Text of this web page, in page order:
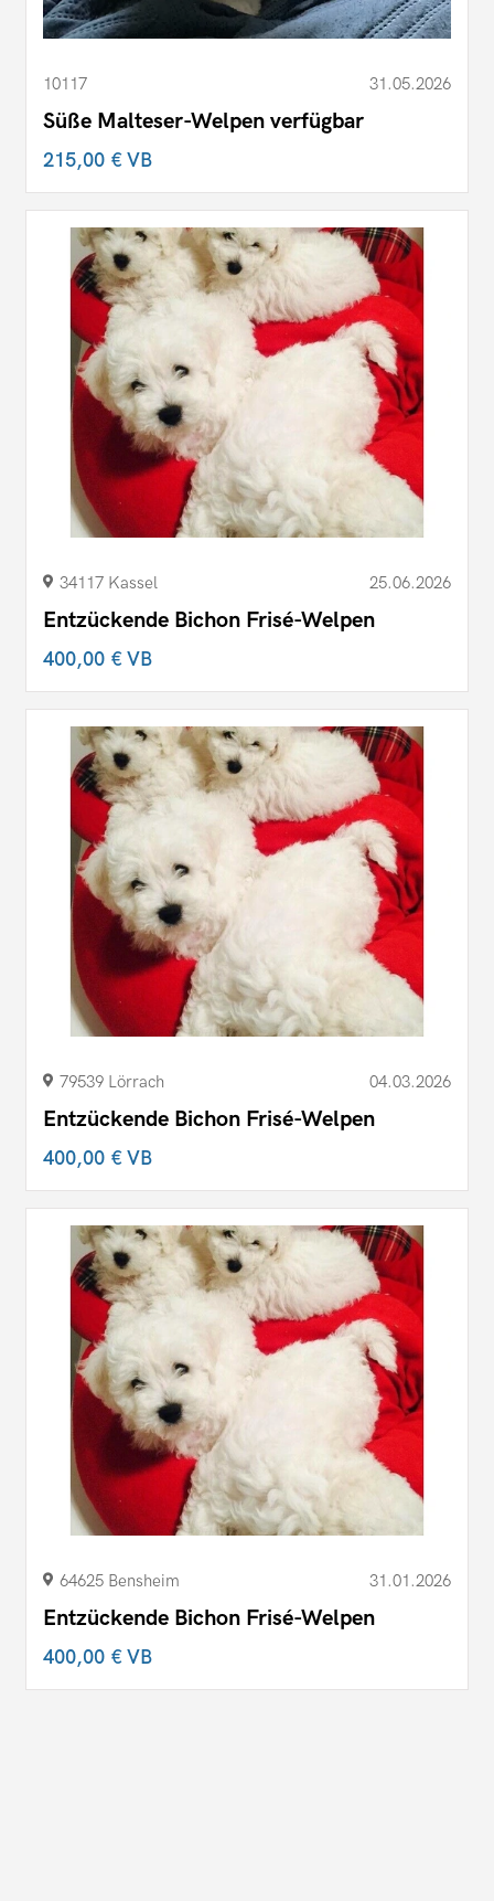
10117 31.05.2026
Süße Malteser-Welpen verfügbar
215,00 €VB
34117 Kassel 25.06.2026
Entzückende Bichon Frisé-Welpen
400,00 €VB
79539 Lörrach 04.03.2026
Entzückende Bichon Frisé-Welpen
400,00 €VB
64625 Bensheim 31.01.2026
Entzückende Bichon Frisé-Welpen
400,00 €VB